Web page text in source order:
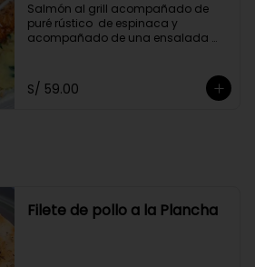
Salmón al grill acompañado de
puré rústico  de espinaca y
acompañado de una ensalada
S/ 59.00
Filete de pollo a la Plancha